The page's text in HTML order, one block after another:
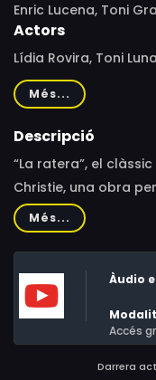
Enric Lucena, Toni
Actors
Lídia Rovira, Toni
Ferran Camps,
Més...
Descripció
“La ratera”, el
Christie, una obra
assassinat en un
neu. La casa
Rovira) i en Frank
tingut una bona
acaba d’anunciar
mica, van arribant
(Paquita de la Hoz),
Més...
Àudio
Accés
Darrera